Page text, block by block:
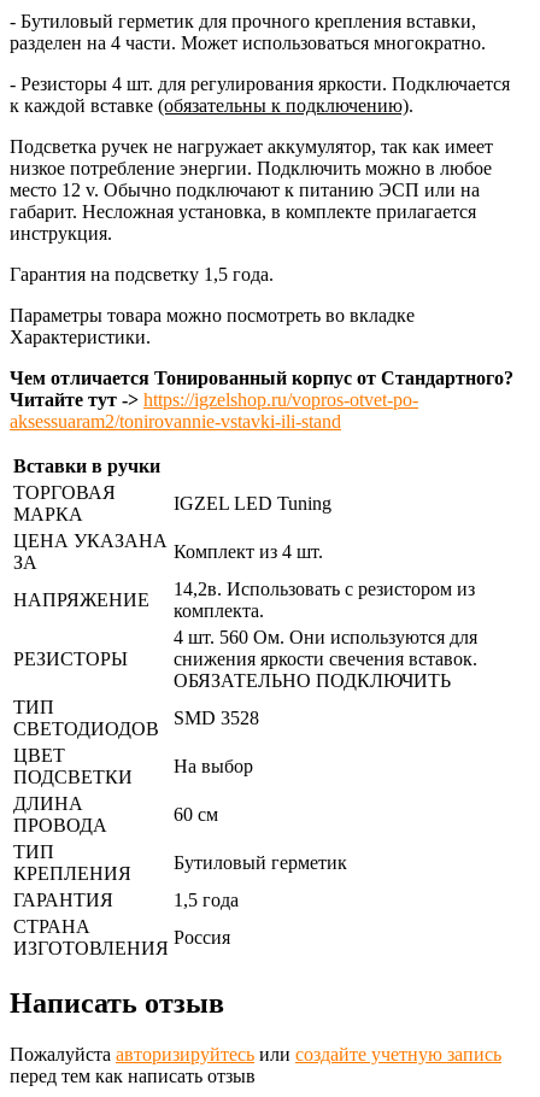
- Бутиловый герметик для прочного крепления вставки,
разделен на 4 части. Может использоваться многократно.
- Резисторы 4 шт. для регулирования яркости. Подключается
к каждой вставке (обязательны к подключению).
Подсветка ручек не нагружает аккумулятор, так как имеет
низкое потребление энергии. Подключить можно в любое
место 12 v. Обычно подключают к питанию ЭСП или на
габарит. Несложная установка, в комплекте прилагается
инструкция.
Гарантия на подсветку 1,5 года.
Параметры товара можно посмотреть во вкладке
Характеристики.
Чем отличается Тонированный корпус от Стандартного?
Читайте тут -> https://igzelshop.ru/vopros-otvet-po-
aksessuaram2/tonirovannie-vstavki-ili-stand
Вставки в ручки
ТОРГОВАЯ
МАРКА
IGZEL LED Tuning
ЦЕНА УКАЗАНА
ЗА
Комплект из 4 шт.
НАПРЯЖЕНИЕ
14,2в. Использовать с резистором из
комплекта.
РЕЗИСТОРЫ
4 шт. 560 Ом. Они используются для
снижения яркости свечения вставок.
ОБЯЗАТЕЛЬНО ПОДКЛЮЧИТЬ
ТИП
СВЕТОДИОДОВ
SMD 3528
ЦВЕТ
ПОДСВЕТКИ
На выбор
ДЛИНА
ПРОВОДА
60 см
ТИП
КРЕПЛЕНИЯ
Бутиловый герметик
ГАРАНТИЯ
1,5 года
СТРАНА
ИЗГОТОВЛЕНИЯ
Россия
Написать отзыв
Пожалуйста авторизируйтесь или создайте учетную запись
перед тем как написать отзыв